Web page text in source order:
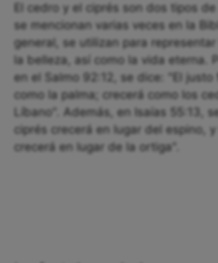
El cedro y el ciprés son dos tipos
se mencionan varias veces en la
general, se utilizan para
la belleza, así como la vida eterna.
en el Salmo 92:12, se dice: "El justo
como la palma; crecerá como los
Líbano". Además, en Isaías 55:13,
ciprés crecerá en lugar del espino,
crecerá en lugar de la ortiga".